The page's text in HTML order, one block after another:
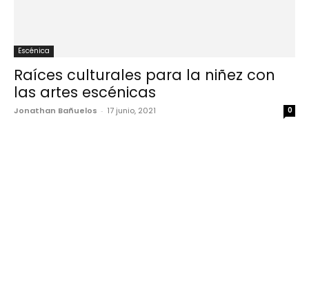
Escénica
Raíces culturales para la niñez con
las artes escénicas
Jonathan Bañuelos - 17 junio, 2021 0